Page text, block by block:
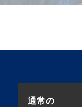
通常の